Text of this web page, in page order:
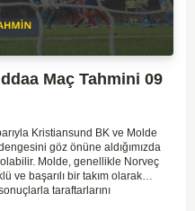
Maç Tahmini 09
Kristiansund BK ve Molde
göz önüne aldığımızda
Molde, genellikle Norveç
ve başarılı bir takım olarak
taraftarlarını